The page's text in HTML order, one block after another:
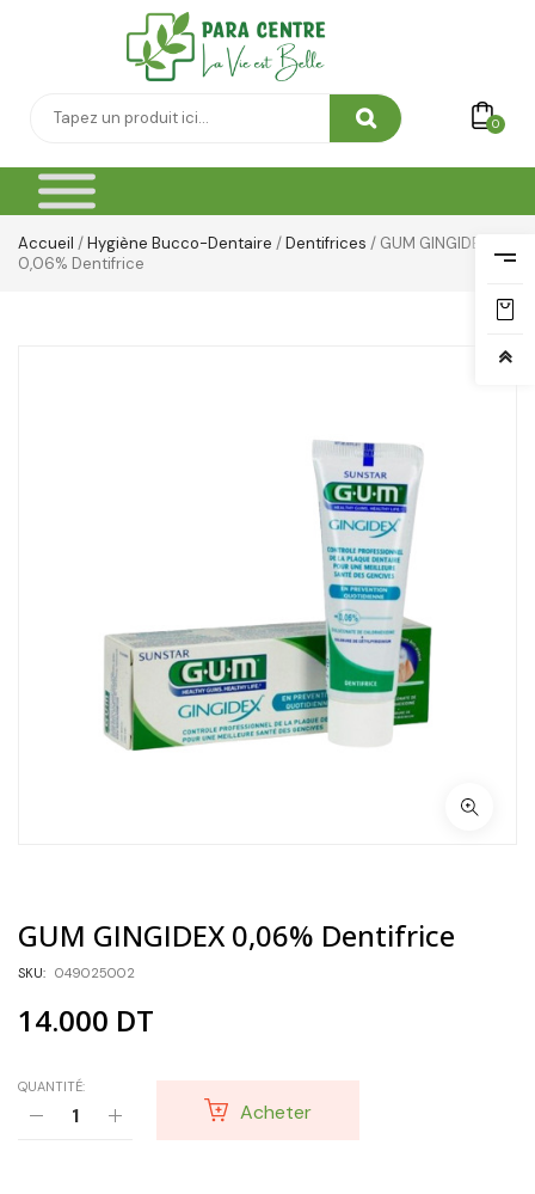
0
Accueil /Hygiène Bucco-Dentaire /Dentifrices / GUM GINGIDEX
0,06% Dentifrice
GUM GINGIDEX 0,06% Dentifrice
SKU: 049025002
14.000 DT
QUANTITÉ:
Acheter